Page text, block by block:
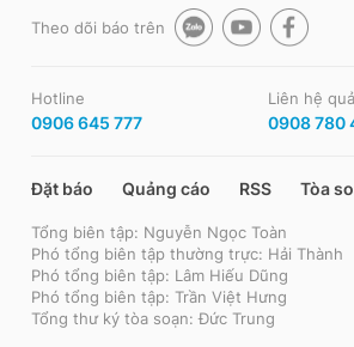
Theo dõi báo trên
Hotline
0906 645 777
Liên hệ
0908 780
Đặt báo Quảng cáo RSS Tòa
Tổng biên tập: Nguyễn Ngọc Toàn
Phó tổng biên tập thường trực: Hải Thành
Phó tổng biên tập: Lâm Hiếu Dũng
Phó tổng biên tập: Trần Việt Hưng
Tổng thư ký tòa soạn: Đức Trung